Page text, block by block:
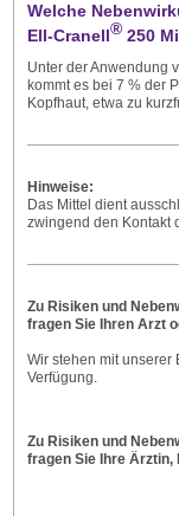
Welche
Ell-Cranell®250
Unter der Anwendung
kommt es bei 7 % der
Kopfhaut, etwa zu
Hinweise:
Das Mittel dient
zwingend den Kontakt
Zu Risiken und
fragen Sie Ihren Arzt
Wir stehen mit unserer
Verfügung.
Zu Risiken und
fragen Sie Ihre Ärztin,